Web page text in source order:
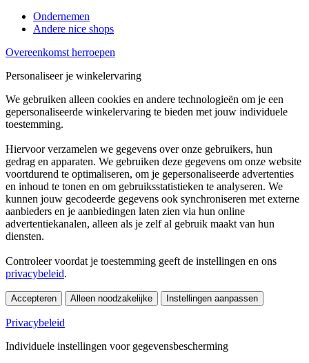
Ondernemen
Andere nice shops
Overeenkomst herroepen
Personaliseer je winkelervaring
We gebruiken alleen cookies en andere technologieën om je een
gepersonaliseerde winkelervaring te bieden met jouw individuele
toestemming.
Hiervoor verzamelen we gegevens over onze gebruikers, hun
gedrag en apparaten. We gebruiken deze gegevens om onze website
voortdurend te optimaliseren, om je gepersonaliseerde advertenties
en inhoud te tonen en om gebruiksstatistieken te analyseren. We
kunnen jouw gecodeerde gegevens ook synchroniseren met externe
aanbieders en je aanbiedingen laten zien via hun online
advertentiekanalen, alleen als je zelf al gebruik maakt van hun
diensten.
Controleer voordat je toestemming geeft de instellingen en ons
privacybeleid.
Accepteren Alleen noodzakelijke Instellingen aanpassen
Privacybeleid
Individuele instellingen voor gegevensbescherming